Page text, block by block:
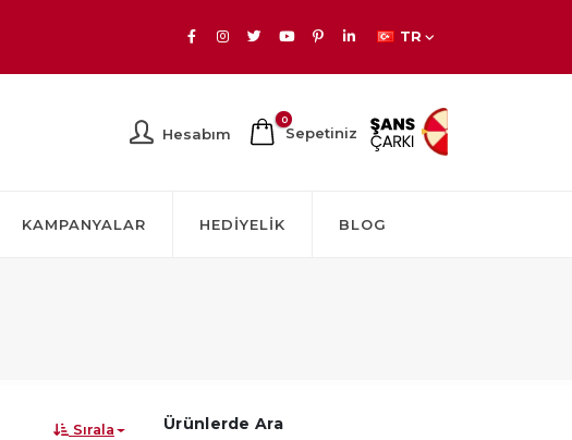
TR
Hesabım
0
Sepetiniz
KAMPANYALAR HEDIYELIK BLOG
Sırala Ürünlerde Ara